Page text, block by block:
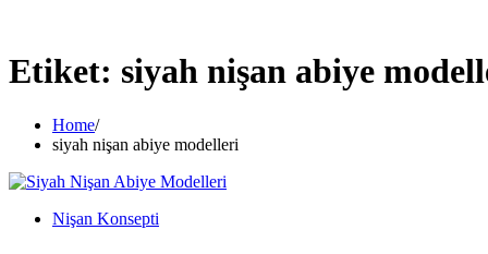
Etiket: siyah nişan abiye
Home
siyah nişan abiye modelleri
Nişan Konsepti